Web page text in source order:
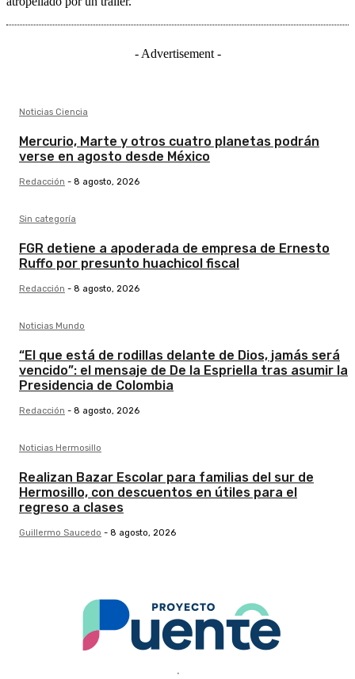
- Advertisement -
Noticias Ciencia
Mercurio, Marte y otros cuatro planetas podrán
verse en agosto desde México
Redacción - 8 agosto, 2026
Sin categoría
FGR detiene a apoderada de empresa de Ernesto
Ruffo por presunto huachicol fiscal
Redacción - 8 agosto, 2026
Noticias Mundo
“El que está de rodillas delante de Dios, jamás será
vencido”: el mensaje de De la Espriella tras asumir la
Presidencia de Colombia
Redacción - 8 agosto, 2026
Noticias Hermosillo
Realizan Bazar Escolar para familias del sur de
Hermosillo, con descuentos en útiles para el
regreso a clases
Guillermo Saucedo - 8 agosto, 2026
.